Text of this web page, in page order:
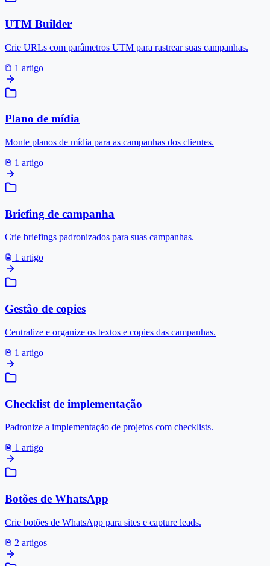
UTM Builder
Crie URLs com parâmetros UTM para rastrear suas campanhas.
1 artigo
Plano de mídia
Monte planos de mídia para as campanhas dos clientes.
1 artigo
Briefing de campanha
Crie briefings padronizados para suas campanhas.
1 artigo
Gestão de copies
Centralize e organize os textos e copies das campanhas.
1 artigo
Checklist de implementação
Padronize a implementação de projetos com checklists.
1 artigo
Botões de WhatsApp
Crie botões de WhatsApp para sites e capture leads.
2 artigos